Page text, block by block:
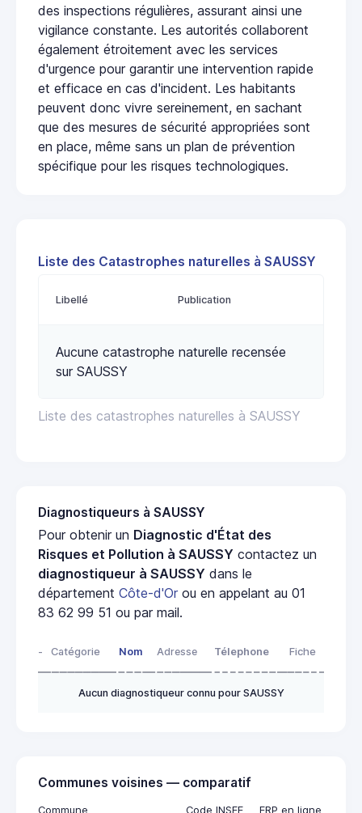
des inspections régulières, assurant ainsi une
vigilance constante. Les autorités collaborent
également étroitement avec les services
d'urgence pour garantir une intervention rapide
et efficace en cas d'incident. Les habitants
peuvent donc vivre sereinement, en sachant
que des mesures de sécurité appropriées sont
en place, même sans un plan de prévention
spécifique pour les risques technologiques.
Liste des Catastrophes naturelles à SAUSSY
Liste des catastrophes naturelles à SAUSSY
Libellé Publication
Aucune catastrophe naturelle recensée
sur SAUSSY
Diagnostiqueurs à SAUSSY
Pour obtenir un Diagnostic d'État des
Risques et Pollution à SAUSSY contactez un
diagnostiqueur à SAUSSY dans le
département Côte-d'Or ou en appelant au 01
83 62 99 51 ou par mail.
- Catégorie Nom Adresse Télephone Fiche
Aucun diagnostiqueur connu pour SAUSSY
Communes voisines — comparatif
Commune Code INSEE ERP en ligne